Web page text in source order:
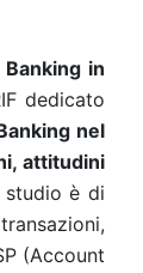
in
dedicato
nel
attitudini
studio è di
(Account